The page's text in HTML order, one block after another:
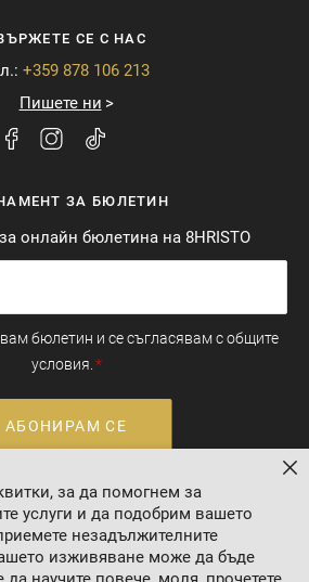
СЕ С НАС
+359 878 106 213
Пишете ни
ЗА БЮЛЕТИН
онлайн бюлетина на 8HRISTO
бюлетин и се съгласявам с общите
условия.
АБОНИРАМ СЕ
курс: 1 EUR = 1.95583 BGN
за да помогнем за
услуги и да подобрим вашето
незадължителните
изживяване може да бъде